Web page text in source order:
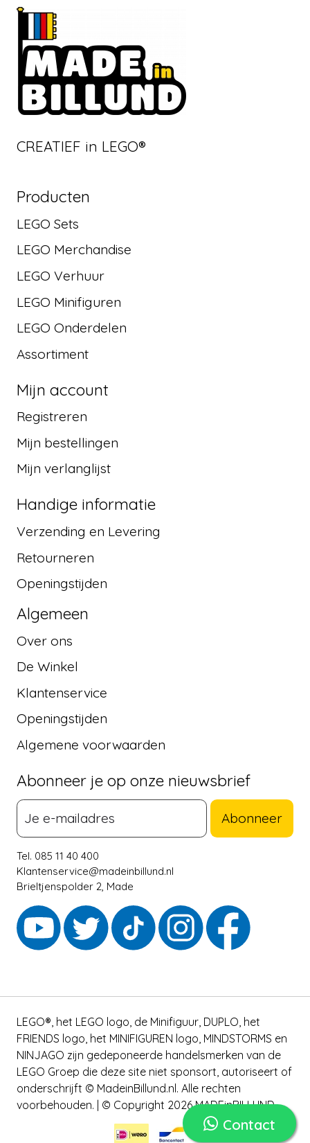
Contact
CREATIEF in LEGO®
Producten
LEGO Sets
LEGO Merchandise
LEGO Verhuur
LEGO Minifiguren
LEGO Onderdelen
Assortiment
Mijn account
Registreren
Mijn bestellingen
Mijn verlanglijst
Handige informatie
Verzending en Levering
Retourneren
Openingstijden
Algemeen
Over ons
De Winkel
Klantenservice
Openingstijden
Algemene voorwaarden
Abonneer je op onze nieuwsbrief
Abonneer
Tel. 085 11 40 400
Klantenservice@madeinbillund.nl
Brieltjenspolder 2, Made
LEGO®, het LEGO logo, de Minifiguur, DUPLO, het
FRIENDS logo, het MINIFIGUREN logo, MINDSTORMS en
NINJAGO zijn gedeponeerde handelsmerken van de
LEGO Groep die deze site niet sponsort, autoriseert of
onderschrijft © MadeinBillund.nl. Alle rechten
voorbehouden. | © Copyright 2026 MADEinBILLUND